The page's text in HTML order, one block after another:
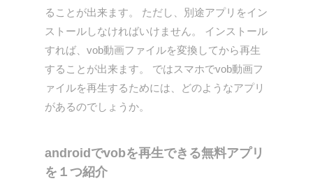
ることが出来ます。 ただし、別途アプリをイン
ストールしなければいけません。 インストール
すれば、vob動画ファイルを変換してから再生
することが出来ます。 ではスマホでvob動画フ
ァイルを再生するためには、どのようなアプリ
があるのでしょうか。
androidでvobを再生できる無料アプリ
を１つ紹介